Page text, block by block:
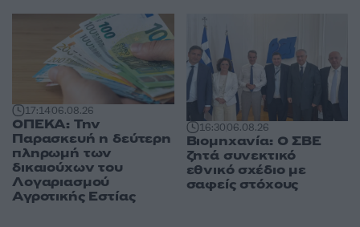
17:1406.08.26
ΟΠΕΚΑ: Την
Παρασκευή η δεύτερη
πληρωμή των
δικαιούχων του
Λογαριασμού
Αγροτικής Εστίας
16:3006.08.26
Βιομηχανία: Ο ΣΒΕ
ζητά συνεκτικό
εθνικό σχέδιο με
σαφείς στόχους